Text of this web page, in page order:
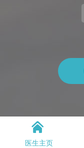

医生主页